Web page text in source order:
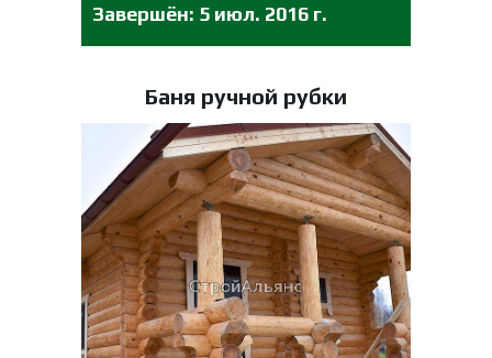
Завершён: 5 июл. 2016 г.
Баня ручной рубки